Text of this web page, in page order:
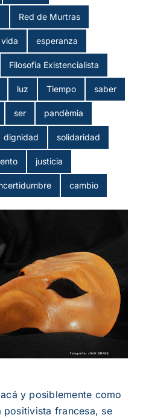
Red de Murtras
vida esperanza
Filosofia Existencialista
luz Tiempo saber
ser pandèmia
dignidad solidaridad
justicia
cambio
á y posiblemente como
positivista francesa, se